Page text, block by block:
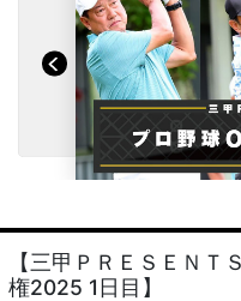
【三甲ＰＲＥＳＥＮＴ
権2025 1日目】